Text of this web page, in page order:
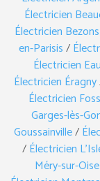
Électricien
Électricien Bezons
en-Parisis/
Électricien
Électricien Éragny
Électricien
Garges-lès-
Goussainville/
/Électricien
Méry-sur-Oise